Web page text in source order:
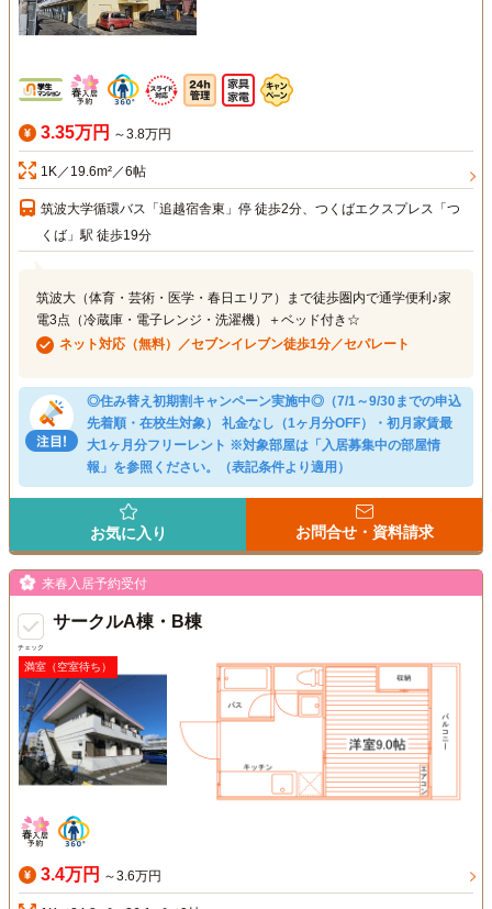
3.35万円 ～3.8万円
1K／19.6m²／6帖
筑波大学循環バス「追越宿舎東」停 徒歩2分、つくばエクスプレス「つ
くば」駅 徒歩19分
筑波大（体育・芸術・医学・春日エリア）まで徒歩圏内で通学便利♪家
電3点（冷蔵庫・電子レンジ・洗濯機）＋ベッド付き☆
ネット対応（無料）／セブンイレブン徒歩1分／セパレート
◎住み替え初期割キャンペーン実施中◎（7/1～9/30までの申込
先着順・在校生対象） 礼金なし（1ヶ月分OFF）・初月家賃最
大1ヶ月分フリーレント ※対象部屋は「入居募集中の部屋情
報」を参照ください。（表記条件より適用）
お気に入り お問合せ・資料請求
チェック
来春入居予約受付
サークルA棟・B棟
満室（空室待ち）
3.4万円 ～3.6万円